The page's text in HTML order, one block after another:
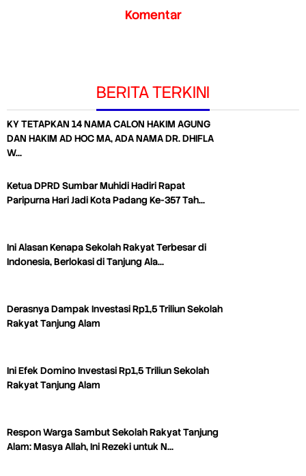
Komentar
BERITA TERKINI
KY TETAPKAN 14 NAMA CALON HAKIM AGUNG
DAN HAKIM AD HOC MA, ADA NAMA DR. DHIFLA
W…
Ketua DPRD Sumbar Muhidi Hadiri Rapat
Paripurna Hari Jadi Kota Padang Ke-357 Tah…
Ini Alasan Kenapa Sekolah Rakyat Terbesar di
Indonesia, Berlokasi di Tanjung Ala…
Derasnya Dampak Investasi Rp1,5 Triliun Sekolah
Rakyat Tanjung Alam
Ini Efek Domino Investasi Rp1,5 Triliun Sekolah
Rakyat Tanjung Alam
Respon Warga Sambut Sekolah Rakyat Tanjung
Alam: Masya Allah, Ini Rezeki untuk N…